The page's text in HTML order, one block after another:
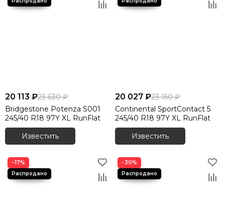
20 113 ₽23 630 ₽
Bridgestone Potenza S001
245/40 R18 97Y XL RunFlat
Известить
20 027 ₽23 150 ₽
Continental SportContact 5
245/40 R18 97Y XL RunFlat
Известить
−17% −30%